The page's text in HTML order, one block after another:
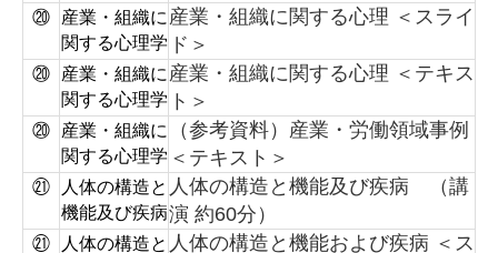
⑳
産業・組織に
関する心理学
産業・組織に関する心理 ＜スライ
ド＞
⑳
産業・組織に
関する心理学
産業・組織に関する心理 ＜テキス
ト＞
⑳
産業・組織に
関する心理学
（参考資料）産業・労働領域事例
＜テキスト＞
㉑
人体の構造と
機能及び疾病
人体の構造と機能及び疾病 （講
演 約60分）
㉑
人体の構造と 人体の構造と機能および疾病 ＜ス